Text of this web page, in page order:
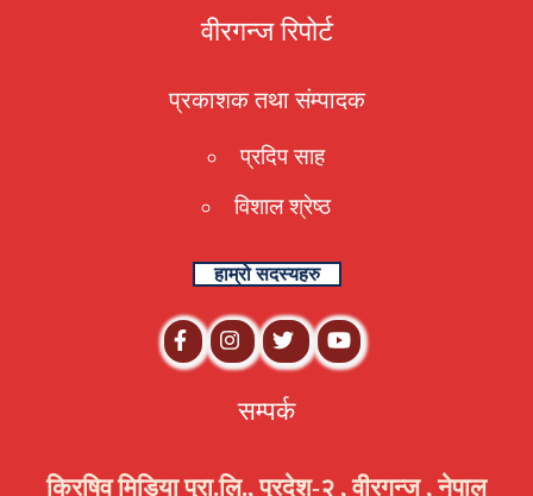
वीरगन्ज रिपोर्ट
प्रकाशक तथा संम्पादक
प्रदिप साह
विशाल श्रेष्ठ
हाम्रो सदस्यहरु
सम्पर्क
क्रिषिव मिडिया प्रा.लि., प्रदेश-२ , वीरगन्ज , नेपाल